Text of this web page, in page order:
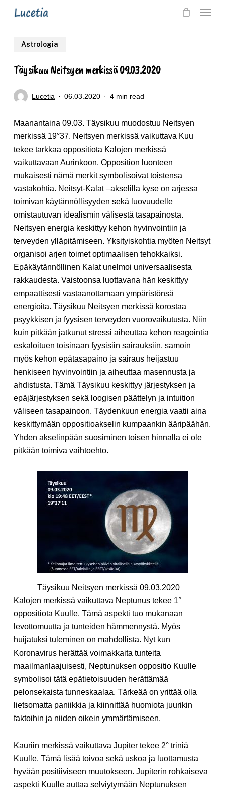
content
Menu
Astrologia
Täysikuu Neitsyen merkissä 09.03.2020
Lucetia 06.03.2020 4 min read
Maanantaina 09.03. Täysikuu muodostuu Neitsyen
merkissä 19°37. Neitsyen merkissä vaikuttava Kuu
tekee tarkkaa oppositiota Kalojen merkissä
vaikuttavaan Aurinkoon. Opposition luonteen
mukaisesti nämä merkit symbolisoivat toistensa
vastakohtia. Neitsyt-Kalat –akselilla kyse on arjessa
toimivan käytännöllisyyden sekä luovuudelle
omistautuvan idealismin välisestä tasapainosta.
Neitsyen energia keskittyy kehon hyvinvointiin ja
terveyden ylläpitämiseen. Yksityiskohtia myöten Neitsyt
organisoi arjen toimet optimaalisen tehokkaiksi.
Epäkäytännöllinen Kalat unelmoi universaalisesta
rakkaudesta. Vaistoonsa luottavana hän keskittyy
empaattisesti vastaanottamaan ympäristönsä
energioita. Täysikuu Neitsyen merkissä korostaa
psyykkisen ja fyysisen terveyden vuorovaikutusta. Niin
kuin pitkään jatkunut stressi aiheuttaa kehon reagointia
eskaloituen toisinaan fyysisiin sairauksiin, samoin
myös kehon epätasapaino ja sairaus heijastuu
henkiseen hyvinvointiin ja aiheuttaa masennusta ja
ahdistusta. Tämä Täysikuu keskittyy järjestyksen ja
epäjärjestyksen sekä loogisen päättelyn ja intuition
väliseen tasapainoon. Täydenkuun energia vaatii aina
keskittymään oppositioakselin kumpaankin ääripäähän.
Yhden akselinpään suosiminen toisen hinnalla ei ole
pitkään toimiva vaihtoehto.
Täysikuu Neitsyen merkissä 09.03.2020
Kalojen merkissä vaikuttava Neptunus tekee 1°
oppositiota Kuulle. Tämä aspekti tuo mukanaan
levottomuutta ja tunteiden hämmennystä. Myös
huijatuksi tuleminen on mahdollista. Nyt kun
Koronavirus herättää voimakkaita tunteita
maailmanlaajuisesti, Neptunuksen oppositio Kuulle
symbolisoi tätä epätietoisuuden herättämää
pelonsekaista tunneskaalaa. Tärkeää on yrittää olla
lietsomatta paniikkia ja kiinnittää huomiota juurikin
faktoihin ja niiden oikein ymmärtämiseen.
Kauriin merkissä vaikuttava Jupiter tekee 2° triniä
Kuulle. Tämä lisää toivoa sekä uskoa ja luottamusta
hyvään positiiviseen muutokseen. Jupiterin rohkaiseva
aspekti Kuulle auttaa selviytymään Neptunuksen